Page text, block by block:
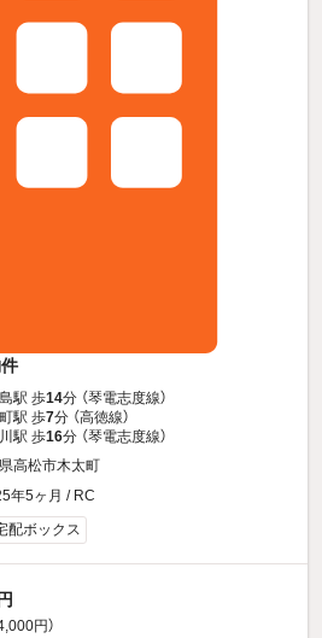
駅 歩14分 （琴電志度線）
駅 歩7分 （高徳線）
駅 歩16分 （琴電志度線）
高松市木太町
年5ヶ月 / RC
配ボックス
円）